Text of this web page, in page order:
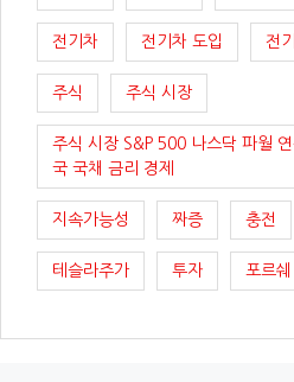
전기차 전기차 도입 전
주식 주식 시장
주식 시장 S&P 500 나스닥 파월
국 국채 금리 경제
지속가능성 짜증 충전
테슬라주가 투자 포르